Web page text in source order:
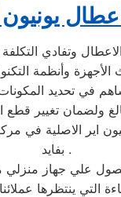
يونيون
وتفادي
وأنظمة
في تحديد المكونات
ولضمان تغيير قطع
بفايد .
علي جهاز منزلي
التي ينتظرها